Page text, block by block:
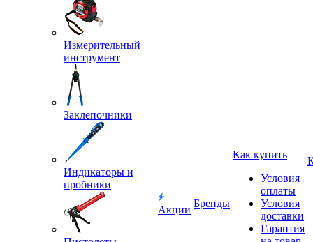
Измерительный
инструмент
Заклепочники
Индикаторы и
пробники
Акции
Бренды
Как купить
Условия
оплаты
Условия
доставки
Гарантия